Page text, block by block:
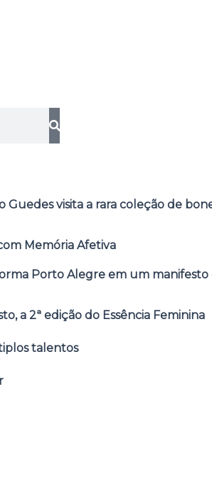
Guedes visita a rara coleção de
Memória Afetiva
Porto Alegre em um manifesto
a 2ª edição do Essência Feminina
talentos